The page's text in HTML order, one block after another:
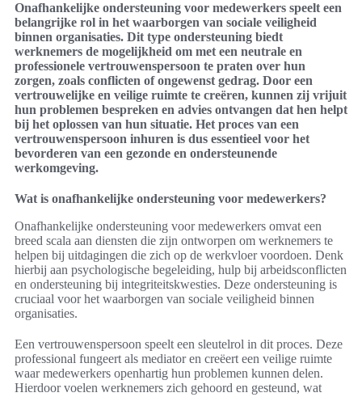
Onafhankelijke ondersteuning voor medewerkers speelt een
belangrijke rol in het waarborgen van sociale veiligheid
binnen organisaties. Dit type ondersteuning biedt
werknemers de mogelijkheid om met een neutrale en
professionele vertrouwenspersoon te praten over hun
zorgen, zoals conflicten of ongewenst gedrag. Door een
vertrouwelijke en veilige ruimte te creëren, kunnen zij vrijuit
hun problemen bespreken en advies ontvangen dat hen helpt
bij het oplossen van hun situatie. Het proces van een
vertrouwenspersoon inhuren is dus essentieel voor het
bevorderen van een gezonde en ondersteunende
werkomgeving.
Wat is onafhankelijke ondersteuning voor medewerkers?
Onafhankelijke ondersteuning voor medewerkers omvat een
breed scala aan diensten die zijn ontworpen om werknemers te
helpen bij uitdagingen die zich op de werkvloer voordoen. Denk
hierbij aan psychologische begeleiding, hulp bij arbeidsconflicten
en ondersteuning bij integriteitskwesties. Deze ondersteuning is
cruciaal voor het waarborgen van sociale veiligheid binnen
organisaties.
Een vertrouwenspersoon speelt een sleutelrol in dit proces. Deze
professional fungeert als mediator en creëert een veilige ruimte
waar medewerkers openhartig hun problemen kunnen delen.
Hierdoor voelen werknemers zich gehoord en gesteund, wat